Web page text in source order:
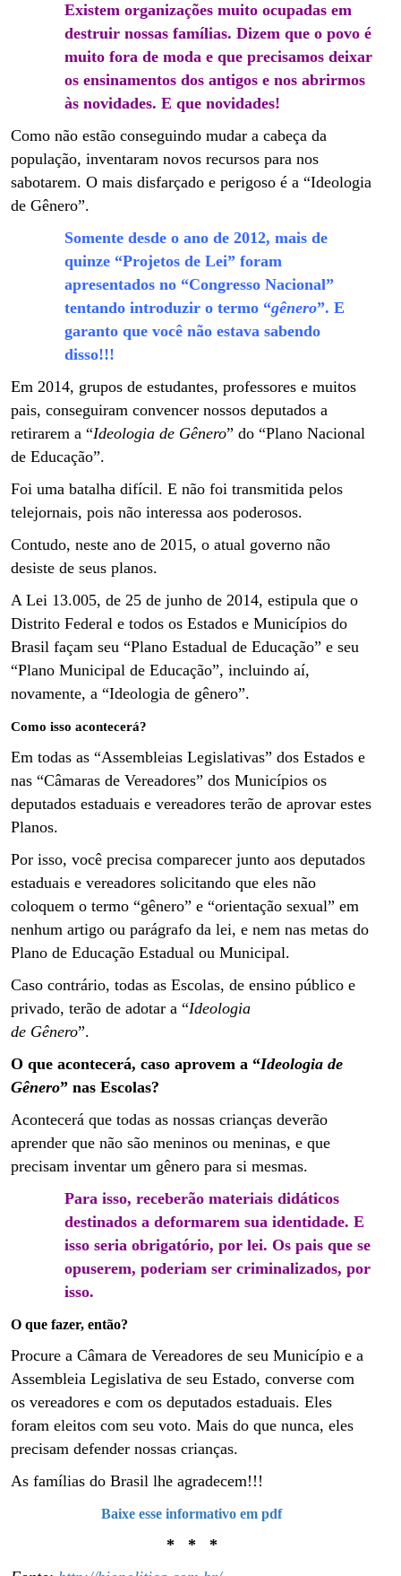
Existem organizações muito ocupadas em
destruir nossas famílias. Dizem que o povo é
muito fora de moda e que precisamos deixar
os ensinamentos dos antigos e nos abrirmos
às novidades. E que novidades!
Como não estão conseguindo mudar a cabeça da
população, inventaram novos recursos para nos
sabotarem. O mais disfarçado e perigoso é a “Ideologia
de Gênero”.
Somente desde o ano de 2012, mais de
quinze “Projetos de Lei” foram
apresentados no “Congresso Nacional”
tentando introduzir o termo “gênero”. E
garanto que você não estava sabendo
disso!!!
Em 2014, grupos de estudantes, professores e muitos
pais, conseguiram convencer nossos deputados a
retirarem a “Ideologia de Gênero” do “Plano Nacional
de Educação”.
Foi uma batalha difícil. E não foi transmitida pelos
telejornais, pois não interessa aos poderosos.
Contudo, neste ano de 2015, o atual governo não
desiste de seus planos.
A Lei 13.005, de 25 de junho de 2014, estipula que o
Distrito Federal e todos os Estados e Municípios do
Brasil façam seu “Plano Estadual de Educação” e seu
“Plano Municipal de Educação”, incluindo aí,
novamente, a “Ideologia de gênero”.
Como isso acontecerá?
Em todas as “Assembleias Legislativas” dos Estados e
nas “Câmaras de Vereadores” dos Municípios os
deputados estaduais e vereadores terão de aprovar estes
Planos.
Por isso, você precisa comparecer junto aos deputados
estaduais e vereadores solicitando que eles não
coloquem o termo “gênero” e “orientação sexual” em
nenhum artigo ou parágrafo da lei, e nem nas metas do
Plano de Educação Estadual ou Municipal.
Caso contrário, todas as Escolas, de ensino público e
privado, terão de adotar a “Ideologia
de Gênero”.
O que acontecerá, caso aprovem a “Ideologia de
Gênero” nas Escolas?
Acontecerá que todas as nossas crianças deverão
aprender que não são meninos ou meninas, e que
precisam inventar um gênero para si mesmas.
Para isso, receberão materiais didáticos
destinados a deformarem sua identidade. E
isso seria obrigatório, por lei. Os pais que se
opuserem, poderiam ser criminalizados, por
isso.
O que fazer, então?
Procure a Câmara de Vereadores de seu Município e a
Assembleia Legislativa de seu Estado, converse com
os vereadores e com os deputados estaduais. Eles
foram eleitos com seu voto. Mais do que nunca, eles
precisam defender nossas crianças.
As famílias do Brasil lhe agradecem!!!
Baixe esse informativo em pdf
* * *